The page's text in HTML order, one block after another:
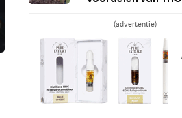
(advertentie)